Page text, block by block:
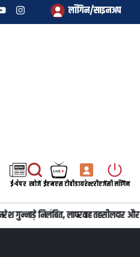
लॉगिन/साइनअप
ई-पेपर खोजें ईएमएस टीवीडायरेक्टरीएजेंसी लॉगिन
गुन्नाड़े निलंबित, लापरवाह तहसीलदार और